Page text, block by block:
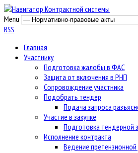
Menu
RSS
Главная
Участнику
Подготовка жалобы в ФАС
Защита от включения в РНП
Сопровождение участника
Подобрать тендер
Подача запроса
Участие в закупке
Подготовка тендерной
Исполнение контракта
Ведение